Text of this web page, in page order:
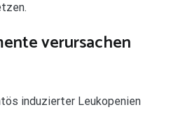
verursachen
induzierter Leukopenien